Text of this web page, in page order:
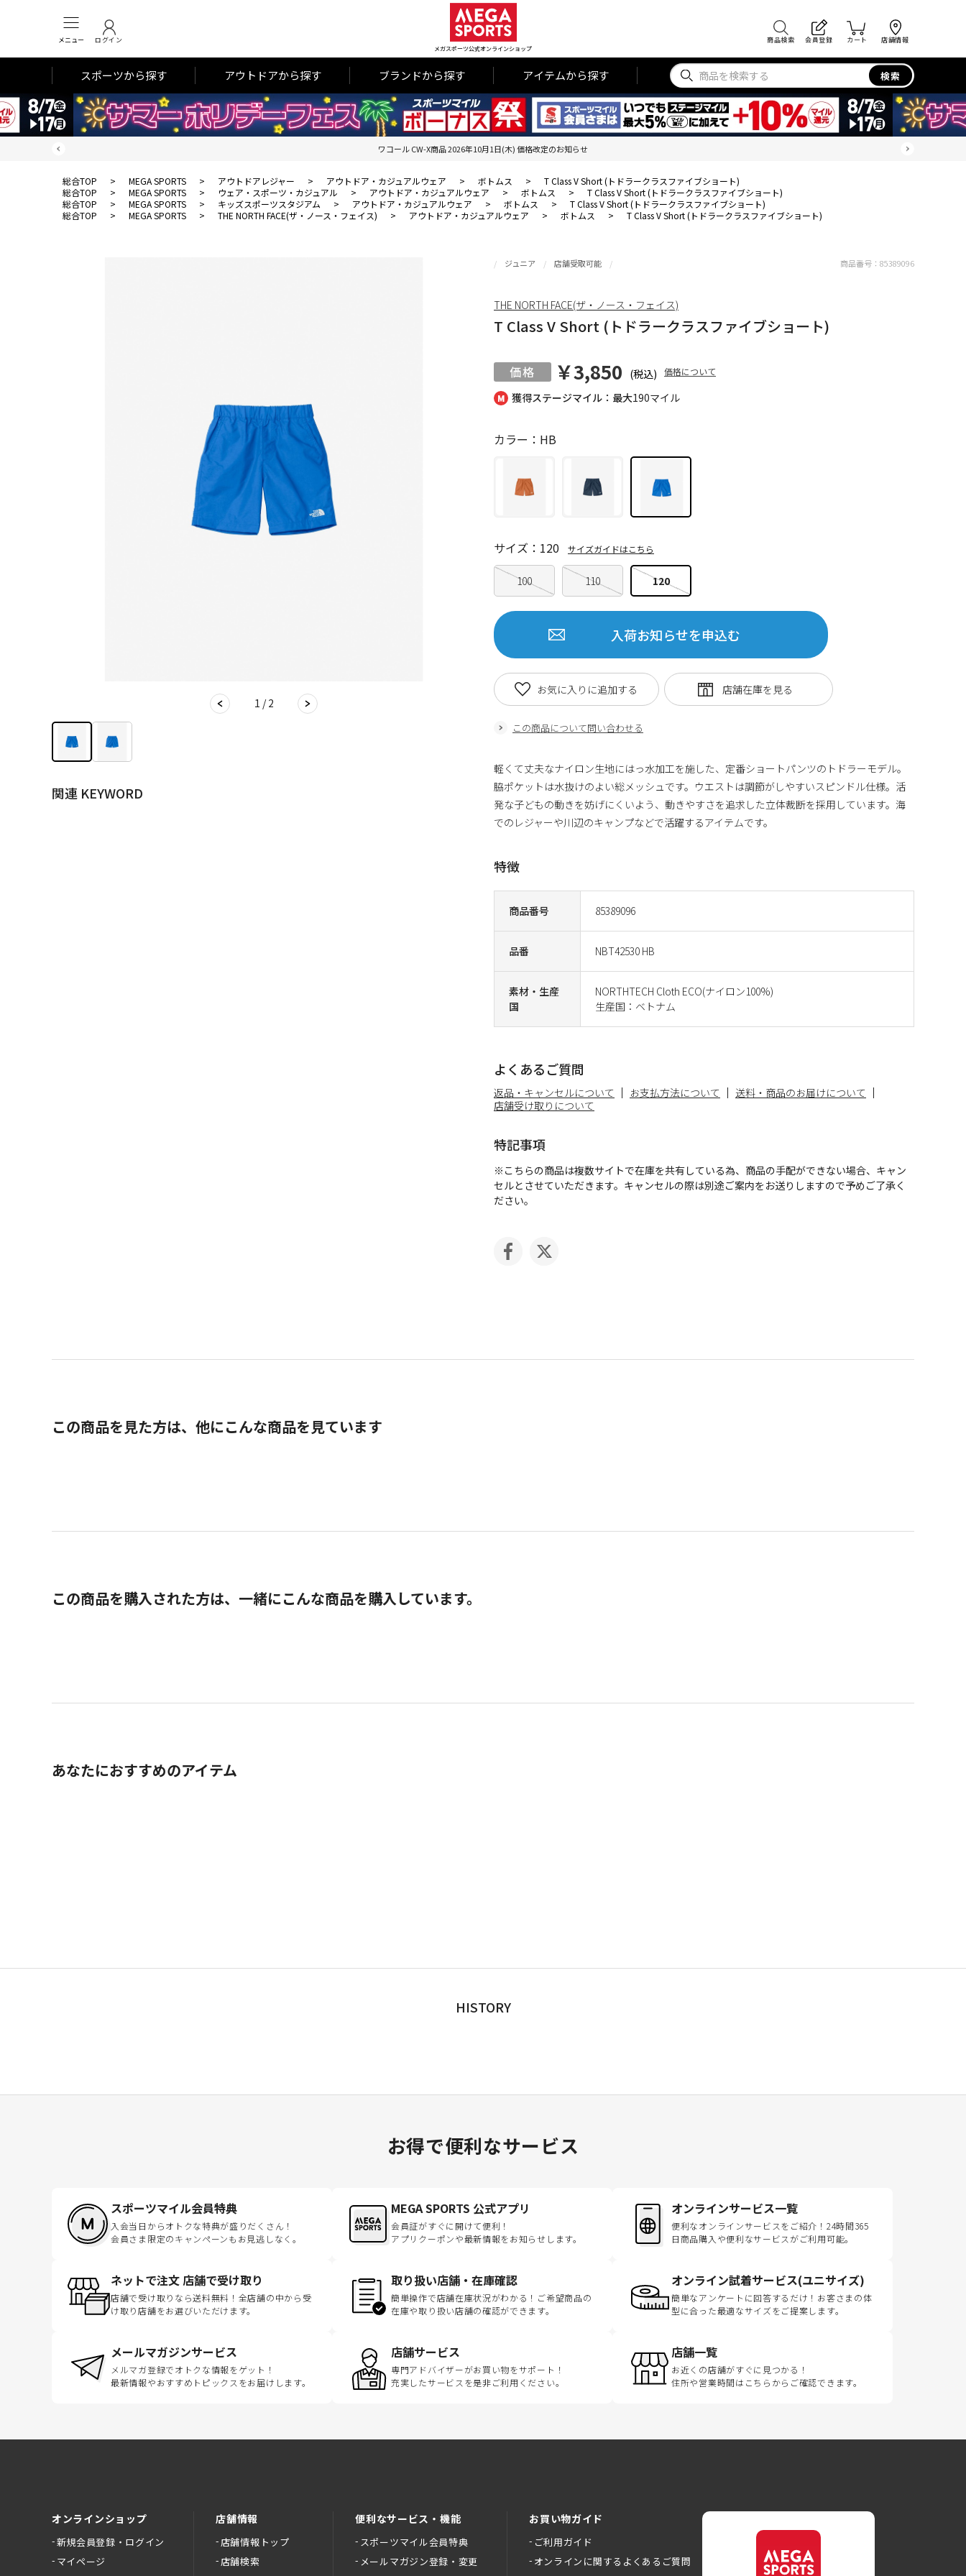
メニュー ログイン
メガスポーツ公式オンラインショップ
商品検索 会員登録 カート 店舗情報
スポーツから探す アウトドアから探す ブランドから探す アイテムから探す 検索
ワコール CW-X商品 2026年10月1日(木) 価格改定のお知らせ
総合TOP > MEGA SPORTS > アウトドアレジャー > アウトドア・カジュアルウェア > ボトムス >
T Class V Short (トドラークラスファイブショート)
総合TOP
> MEGA SPORTS > ウェア・スポーツ・カジュアル > アウトドア・カジュアルウェア > ボトムス >
T Class V Short (トドラークラスファイブショート)
総合TOP
> MEGA SPORTS > キッズスポーツスタジアム > アウトドア・カジュアルウェア > ボトムス >
T Class V Short (トドラークラスファイブショート)
総合TOP
> MEGA SPORTS > THE NORTH FACE(ザ・ノース・フェイス) > アウトドア・カジュアルウェア > ボトムス > T Class V Short (トドラークラスファイブショート)
1 / 2
関連 KEYWORD
獲得ステージマイル：最大190マイル
ジュニア 店舗受取可能
T Class V Short (トドラークラスファイブショート)
￥3,850 (税込) 価格について
商品番号 85389096
品番 NBT42530 HB
素材・生産
国
NORTHTECH Cloth ECO(ナイロン100%)
生産国：ベトナム
カラー：HB
100 110 120
サイズ：120 サイズガイドはこちら
入荷お知らせを申込む
この商品について問い合わせる
お気に入りに追加する
商品番号： 85389096
THE NORTH FACE(ザ・ノース・フェイス)
軽くて丈夫なナイロン生地にはっ水加工を施した、定番ショートパンツのトドラーモデル。
脇ポケットは水抜けのよい総メッシュです。ウエストは調節がしやすいスピンドル仕様。活
発な子どもの動きを妨げにくいよう、動きやすさを追求した立体裁断を採用しています。海
でのレジャーや川辺のキャンプなどで活躍するアイテムです。
特徴
よくあるご質問
返品・キャンセルについて お支払方法について
送料・商品のお届けについて
店舗受け取りについて
特記事項
※こちらの商品は複数サイトで在庫を共有している為、商品の手配ができない場合、キャン
セルとさせていただきます。キャンセルの際は別途ご案内をお送りしますので予めご了承く
ださい。
この商品を見た方は、他にこんな商品を見ています
この商品を購入された方は、一緒にこんな商品を購入しています。
あなたにおすすめのアイテム
HISTORY
お得で便利なサービス
スポーツマイル会員特典
入会当日からオトクな特典が盛りだくさん！
会員さま限定のキャンペーンもお見逃しなく。
MEGA SPORTS 公式アプリ
会員証がすぐに開けて便利！
アプリクーポンや最新情報をお知らせします。
オンラインサービス一覧
便利なオンラインサービスをご紹介！24時間365
日商品購入や便利なサービスがご利用可能。
ネットで注文 店舗で受け取り
店舗で受け取りなら送料無料！全店舗の中から受
け取り店舗をお選びいただけます。
取り扱い店舗・在庫確認
簡単操作で店舗在庫状況がわかる！ご希望商品の
在庫や取り扱い店舗の確認ができます。
オンライン試着サービス(ユニサイズ)
簡単なアンケートに回答するだけ！お客さまの体
型に合った最適なサイズをご提案します。
メールマガジンサービス
メルマガ登録でオトクな情報をゲット！
最新情報やおすすめトピックスをお届けします。
店舗サービス
専門アドバイザーがお買い物をサポート！
充実したサービスを是非ご利用ください。
店舗一覧
お近くの店舗がすぐに見つかる！
住所や営業時間はこちらからご確認できます。
オンラインショップ
新規会員登録・ログイン
マイページ
店舗情報
店舗情報トップ
店舗検索
便利なサービス・機能
スポーツマイル会員特典
メールマガジン登録・変更
お買い物ガイド
ご利用ガイド
オンラインに関するよくあるご質問